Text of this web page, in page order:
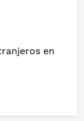
en